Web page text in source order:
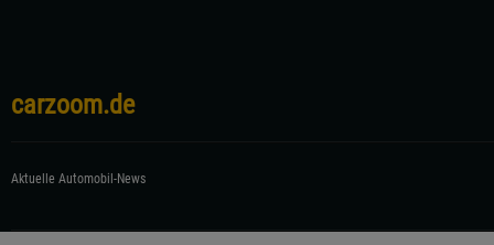
carzoom.de
Aktuelle Automobil-News